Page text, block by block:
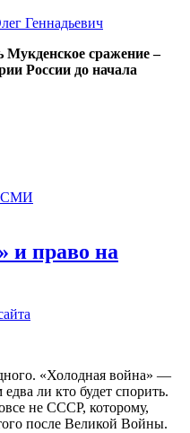
Геннадьевич
Мукденское сражение –
России до начала
СМИ
и право на
«Холодная война» —
ли кто будет спорить.
не СССР, которому,
после Великой Войны.